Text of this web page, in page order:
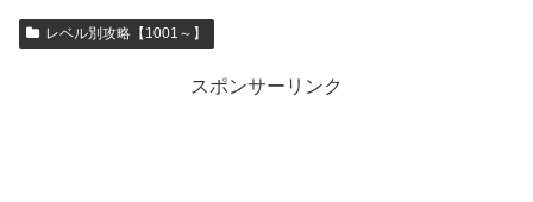
レベル別攻略【1001～】
スポンサーリンク